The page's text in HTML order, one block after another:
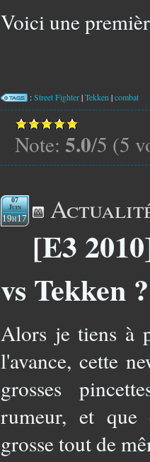
Voici une
:Street Fighter|Tekken |combat
Note: 5.0/5 (5
07
Juin
19h17
[E3
vs Tekken ?
Alors je tiens à
l'avance, cette
grosses
rumeur, et que
grosse tout de